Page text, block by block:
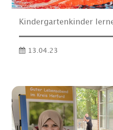
Kindergartenkinder
13.04.23